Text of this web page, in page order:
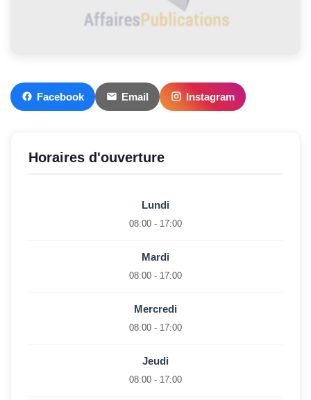
Facebook Email Instagram
Horaires d'ouverture
Lundi
08:00 - 17:00
Mardi
08:00 - 17:00
Mercredi
08:00 - 17:00
Jeudi
08:00 - 17:00